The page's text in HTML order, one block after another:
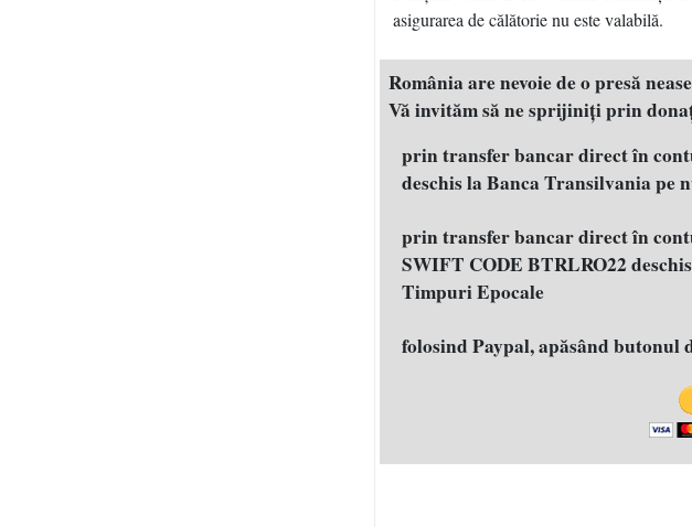
asigurarea de călătorie nu este valabilă.
România are nevoie de o presă
Vă invităm să ne sprijiniţi prin
prin transfer bancar direct în
deschis la Banca Transilvania pe
prin transfer bancar direct în
SWIFT CODE BTRLRO22
Timpuri Epocale
folosind Paypal, apăsând butonul